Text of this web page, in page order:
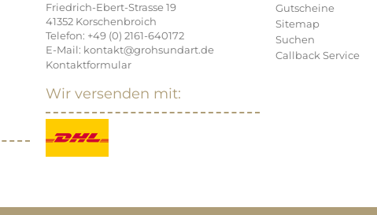
Friedrich-Ebert-Strasse 19
41352 Korschenbroich
Telefon: +49 (0) 2161-640172
E-Mail: kontakt@grohsundart.de
Kontaktformular
Wir versenden mit:
Gutscheine
Sitemap
Suchen
Callback Service